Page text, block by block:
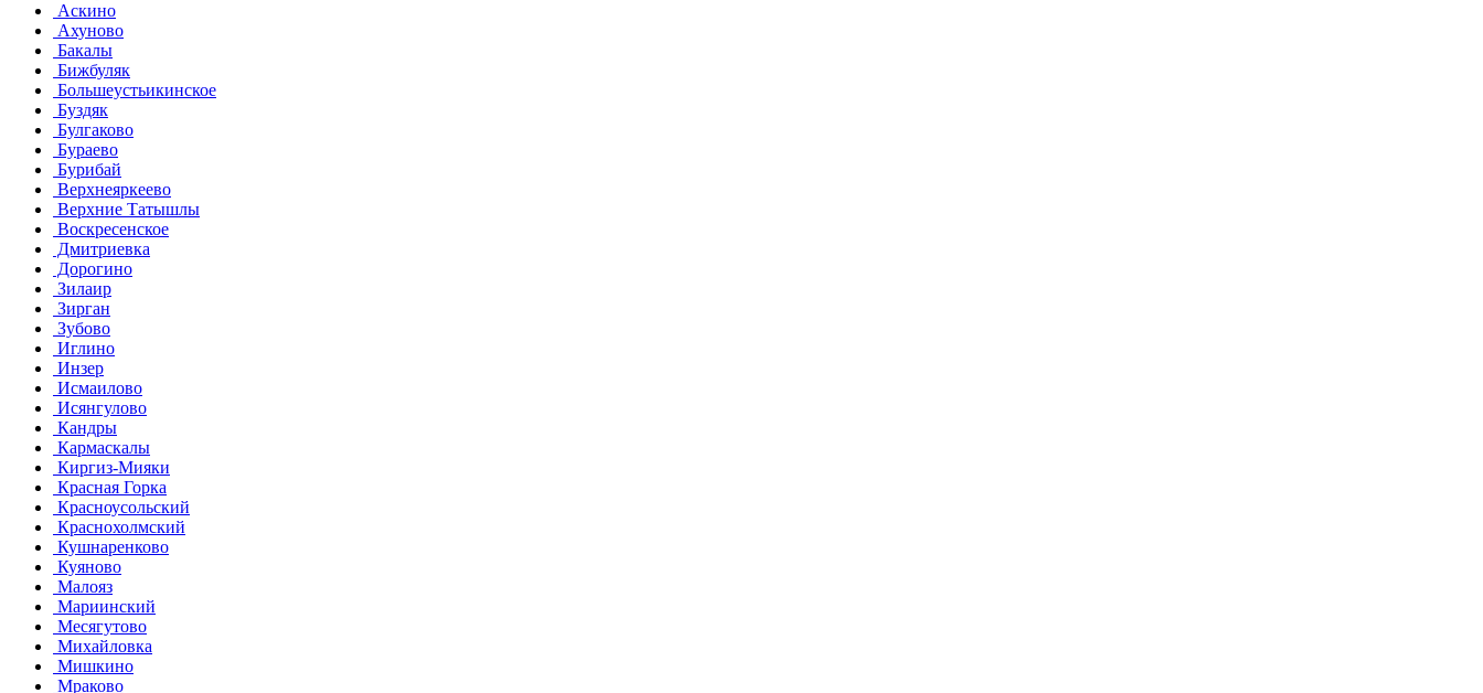
Аскино
Ахуново
Бакалы
Бижбуляк
Большеустьикинское
Буздяк
Булгаково
Бураево
Бурибай
Верхнеяркеево
Верхние Татышлы
Воскресенское
Дмитриевка
Дорогино
Зилаир
Зирган
Зубово
Иглино
Инзер
Исмаилово
Исянгулово
Кандры
Кармаскалы
Киргиз-Мияки
Красная Горка
Красноусольский
Краснохолмский
Кушнаренково
Куяново
Малояз
Мариинский
Месягутово
Михайловка
Мишкино
Мраково